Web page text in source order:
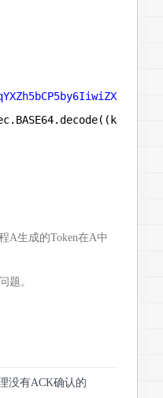
A生成的Token在A中
题。
没有ACK确认的